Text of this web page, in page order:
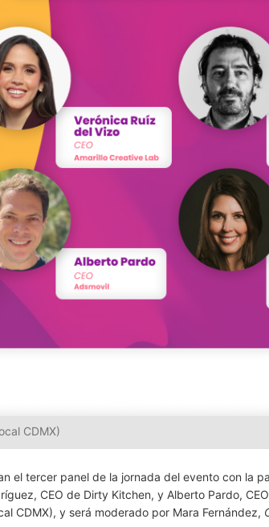
CDMX)
el tercer panel de la jornada del evento con la
CEO de Dirty Kitchen, y Alberto Pardo,
CDMX), y será moderado por Mara Fernández,